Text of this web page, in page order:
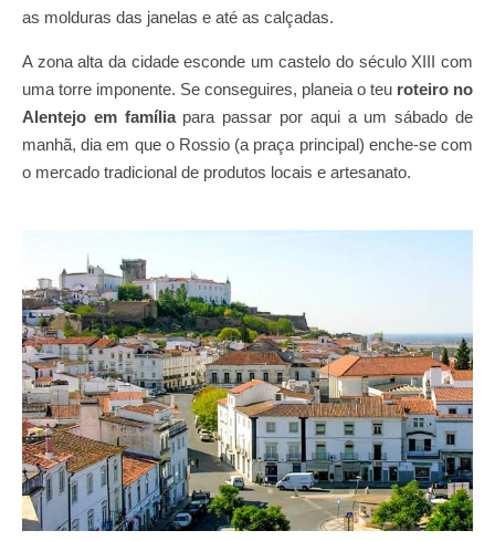
as molduras das janelas e até as calçadas.
A zona alta da cidade esconde um castelo do século XIII com
uma torre imponente. Se conseguires, planeia o teu roteiro no
Alentejo em famíliapara passar por aqui a um sábado de
manhã, dia em que o Rossio (a praça principal) enche-se com
o mercado tradicional de produtos locais e artesanato.